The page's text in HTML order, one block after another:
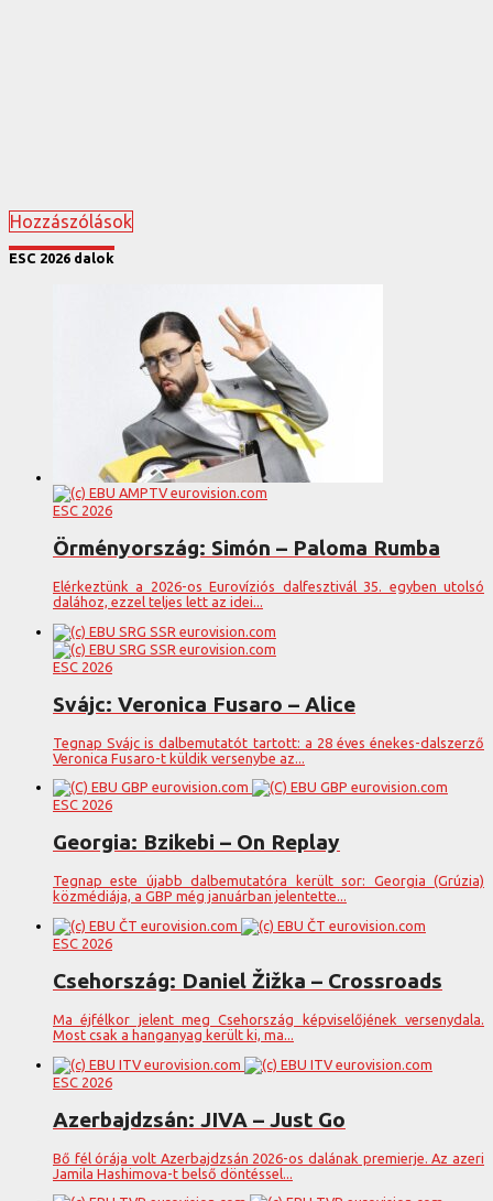
Hozzászólások
ESC 2026 dalok
ESC 2026
Örményország: Simón – Paloma Rumba
Elérkeztünk a 2026-os Eurovíziós dalfesztivál 35. egyben utolsó
dalához, ezzel teljes lett az idei...
ESC 2026
Svájc: Veronica Fusaro – Alice
Tegnap Svájc is dalbemutatót tartott: a 28 éves énekes-dalszerző
Veronica Fusaro-t küldik versenybe az...
ESC 2026
Georgia: Bzikebi – On Replay
Tegnap este újabb dalbemutatóra került sor: Georgia (Grúzia)
közmédiája, a GBP még januárban jelentette...
ESC 2026
Csehország: Daniel Žižka – Crossroads
Ma éjfélkor jelent meg Csehország képviselőjének versenydala.
Most csak a hanganyag került ki, ma...
ESC 2026
Azerbajdzsán: JIVA – Just Go
Bő fél órája volt Azerbajdzsán 2026-os dalának premierje. Az azeri
Jamila Hashimova-t belső döntéssel...